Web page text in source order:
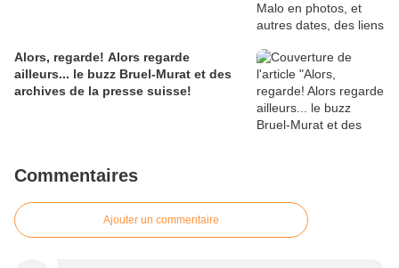
Alors, regarde! Alors regarde
ailleurs... le buzz Bruel-Murat et des
archives de la presse suisse!
Commentaires
Ajouter un commentaire